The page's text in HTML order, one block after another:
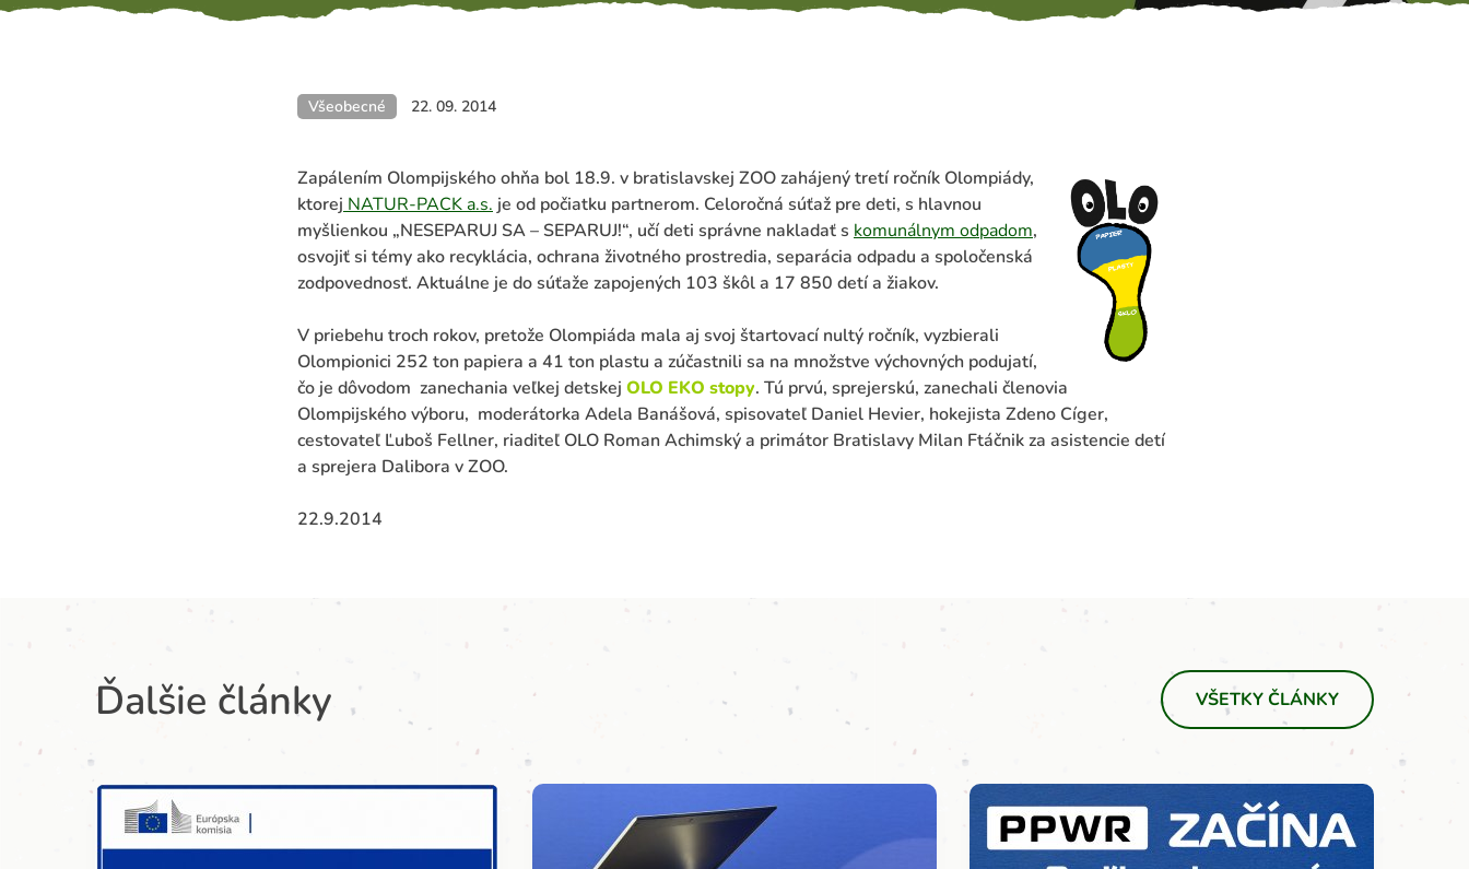
Všeobecné 22. 09. 2014
Zapálením Olompijského ohňa bol 18.9. v bratislavskej ZOO zahájený tretí ročník Olompiády,
ktorej NATUR-PACK a.s. je od počiatku partnerom. Celoročná súťaž pre deti, s hlavnou
myšlienkou „NESEPARUJ SA – SEPARUJ!“, učí deti správne nakladať s komunálnym odpadom,
osvojiť si témy ako recyklácia, ochrana životného prostredia, separácia odpadu a spoločenská
zodpovednosť. Aktuálne je do súťaže zapojených 103 škôl a 17 850 detí a žiakov.
V priebehu troch rokov, pretože Olompiáda mala aj svoj štartovací nultý ročník, vyzbierali
Olompionici 252 ton papiera a 41 ton plastu a zúčastnili sa na množstve výchovných podujatí,
čo je dôvodom zanechania veľkej detskej OLO EKO stopy. Tú prvú, sprejerskú, zanechali členovia
Olompijského výboru, moderátorka Adela Banášová, spisovateľ Daniel Hevier, hokejista Zdeno Cíger,
cestovateľ Ľuboš Fellner, riaditeľ OLO Roman Achimský a primátor Bratislavy Milan Ftáčnik za asistencie detí
a sprejera Dalibora v ZOO.
22.9.2014
Ďalšie články VŠETKY ČLÁNKY